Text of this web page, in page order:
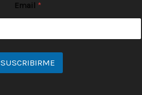
Email *
SUSCRIBIRME